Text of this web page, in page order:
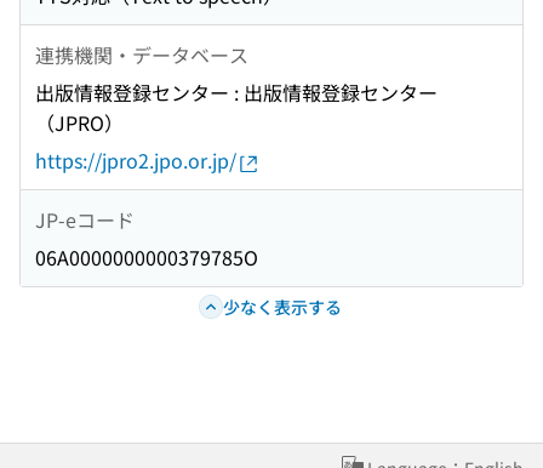
連携機関・データベース
出版情報登録センター : 出版情報登録センター
（JPRO）
https://jpro2.jpo.or.jp/
JP-eコード
06A0000000000379785O
少なく表示する